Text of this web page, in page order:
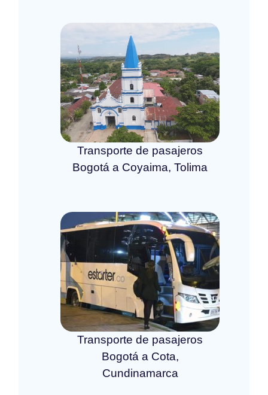
Transporte de pasajeros
Bogotá a Coyaima, Tolima
Transporte de pasajeros
Bogotá a Cota,
Cundinamarca